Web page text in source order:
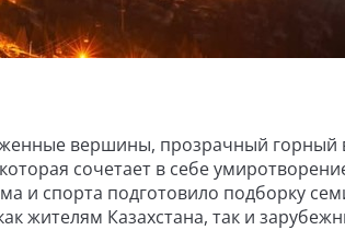
вершины, прозрачный горный
сочетает в себе
и спорта подготовило подборку
жителям Казахстана, так и